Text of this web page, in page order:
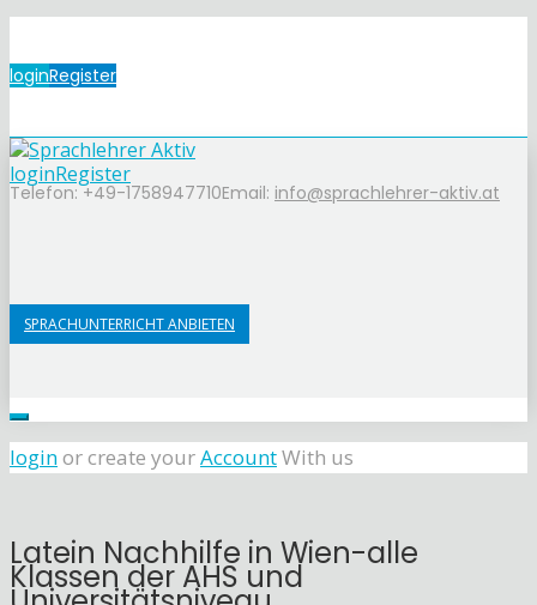
loginRegister
Telefon: +49-1758947710Email: info@sprachlehrer-aktiv.at
loginRegister
SPRACHUNTERRICHT ANBIETEN
loginor create yourAccountWith us
Latein Nachhilfe in Wien-alle
Klassen der AHS und